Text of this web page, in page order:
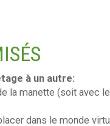
à un autre:
la manette (soit avec
dans le monde